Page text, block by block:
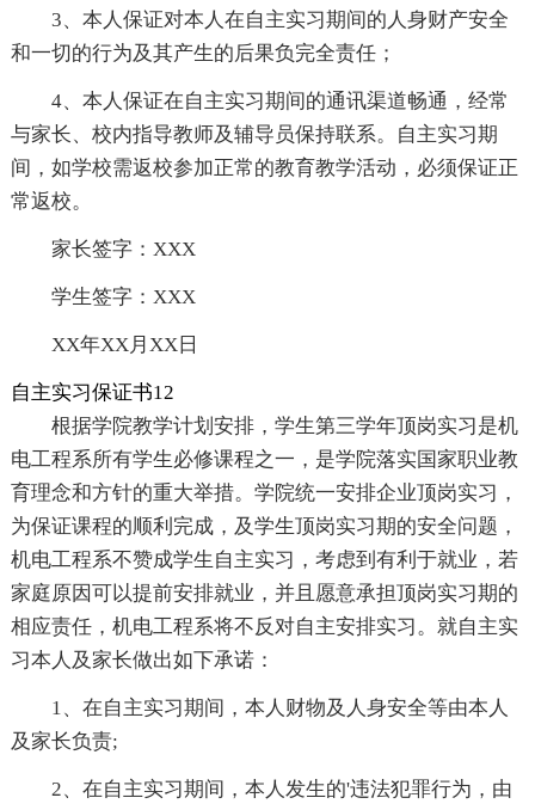
3、本人保证对本人在自主实习期间的人身财产安全
和一切的行为及其产生的后果负完全责任；
4、本人保证在自主实习期间的通讯渠道畅通，经常
与家长、校内指导教师及辅导员保持联系。自主实习期
间，如学校需返校参加正常的教育教学活动，必须保证正
常返校。
家长签字：XXX
学生签字：XXX
XX年XX月XX日
自主实习保证书12
根据学院教学计划安排，学生第三学年顶岗实习是机
电工程系所有学生必修课程之一，是学院落实国家职业教
育理念和方针的重大举措。学院统一安排企业顶岗实习，
为保证课程的顺利完成，及学生顶岗实习期的安全问题，
机电工程系不赞成学生自主实习，考虑到有利于就业，若
家庭原因可以提前安排就业，并且愿意承担顶岗实习期的
相应责任，机电工程系将不反对自主安排实习。就自主实
习本人及家长做出如下承诺：
1、在自主实习期间，本人财物及人身安全等由本人
及家长负责;
2、在自主实习期间，本人发生的'违法犯罪行为，由